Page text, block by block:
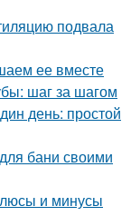
подвала
ее вместе
шаг за шагом
день: простой
бани своими
и минусы